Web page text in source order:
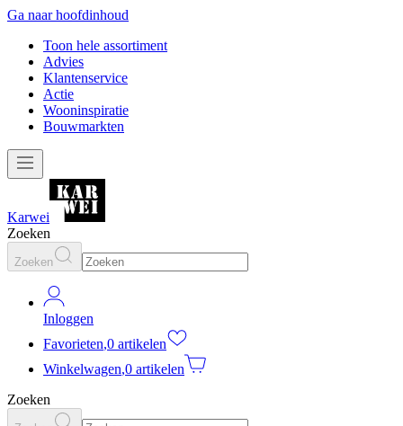
Ga naar hoofdinhoud
Toon hele assortiment
Advies
Klantenservice
Actie
Wooninspiratie
Bouwmarkten
Karwei
Zoeken
Zoeken
Inloggen
Favorieten,0 artikelen
Winkelwagen,0 artikelen
Zoeken